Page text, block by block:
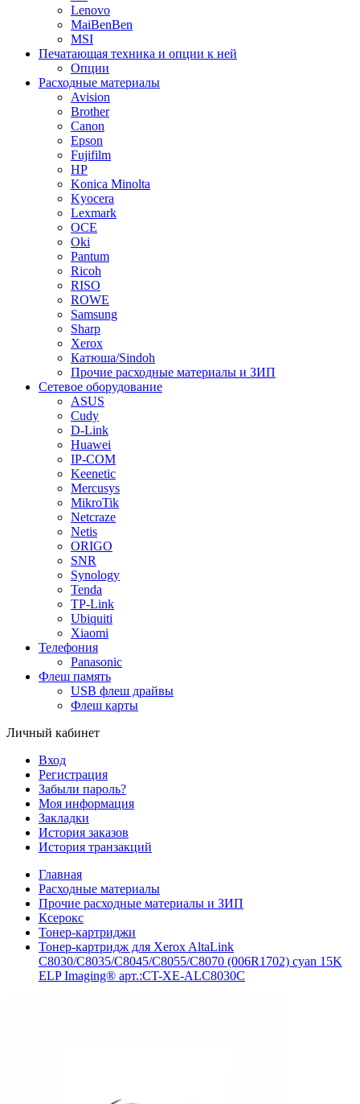
Lenovo
MaiBenBen
MSI
Печатающая техника и опции к ней
Опции
Расходные материалы
Avision
Brother
Canon
Epson
Fujifilm
HP
Konica Minolta
Kyocera
Lexmark
OCE
Oki
Pantum
Ricoh
RISO
ROWE
Samsung
Sharp
Xerox
Катюша/Sindoh
Прочие расходные материалы и ЗИП
Сетевое оборудование
ASUS
Cudy
D-Link
Huawei
IP-COM
Keenetic
Mercusys
MikroTik
Netcraze
Netis
ORIGO
SNR
Synology
Tenda
TP-Link
Ubiquiti
Xiaomi
Телефония
Panasonic
Флеш память
USB флеш драйвы
Флеш карты
Личный кабинет
Вход
Регистрация
Забыли пароль?
Моя информация
Закладки
История заказов
История транзакций
Главная
Расходные материалы
Прочие расходные материалы и ЗИП
Ксерокс
Тонер-картриджи
Тонер-картридж для Xerox AltaLink
C8030/C8035/C8045/C8055/C8070 (006R1702) cyan 15K
ELP Imaging® арт.:CT-XE-ALC8030C